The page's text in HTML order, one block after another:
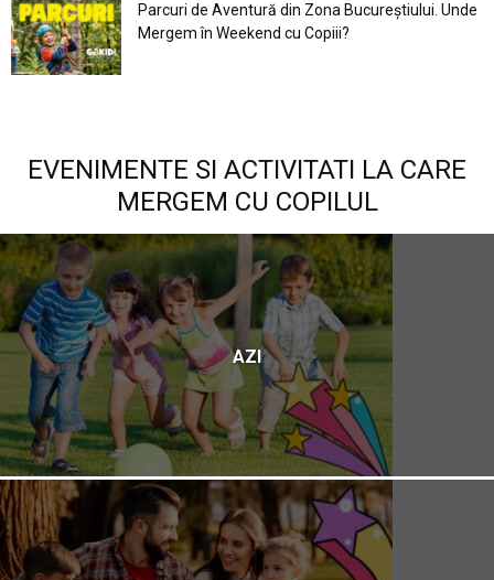
Parcuri de Aventură din Zona Bucureştiului. Unde
Mergem în Weekend cu Copiii?
EVENIMENTE SI ACTIVITATI LA CARE
MERGEM CU COPILUL
AZI